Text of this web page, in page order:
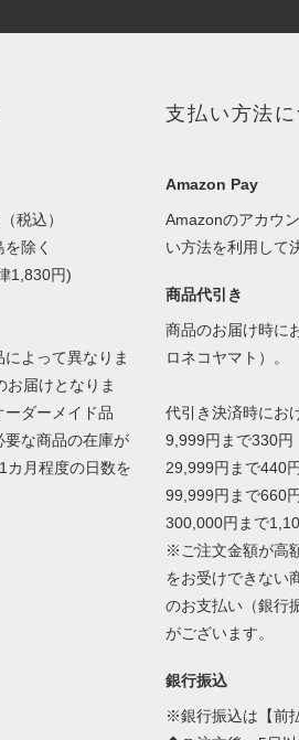
税込）
除く
1,830円)
よって異なりま
お届けとなりま
ダーメイド品
要な商品の在庫が
カ月程度の日数を
支払い方法
Amazon Pay
Amazonのアカウ
い方法を利用して
商品代引き
商品のお届け時に
ロネコヤマト）。
代引き決済時にお
9,999円まで330円
29,999円まで440円
99,999円まで660円
300,000円まで
※ご注文金額が高
をお受けできない
のお支払い（銀行
がございます。
銀行振込
※銀行振込は【前